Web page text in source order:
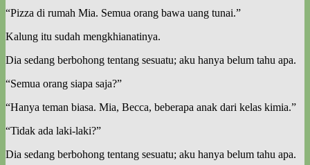
“Pizza di rumah Mia. Semua orang bawa uang tunai.”
Kalung itu sudah mengkhianatinya.
Dia sedang berbohong tentang sesuatu; aku hanya belum tahu apa.
“Semua orang siapa saja?”
“Hanya teman biasa. Mia, Becca, beberapa anak dari kelas kimia.”
“Tidak ada laki-laki?”
Dia sedang berbohong tentang sesuatu; aku hanya belum tahu apa.